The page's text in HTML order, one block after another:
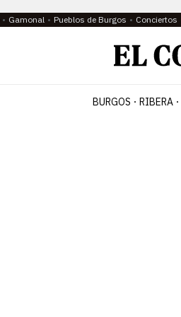
Gamonal Pueblos de Burgos Conciertos
BURGOS RIBERA